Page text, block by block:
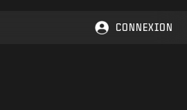
CONNEXION